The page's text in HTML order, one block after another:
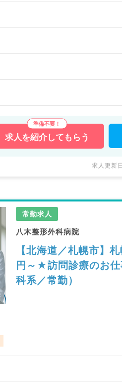
求人を紹介してもらう
求人更新
常勤求人
八木整形外科病院
【北海道／札幌市】
円～★訪問診療のお
科系／常勤）